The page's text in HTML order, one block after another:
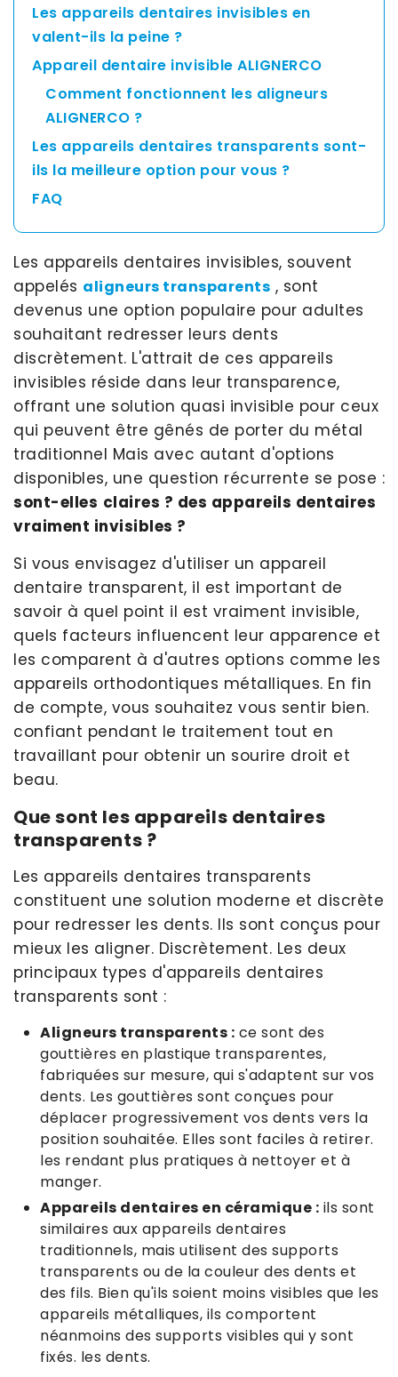
Malaysia
Les appareils dentaires invisibles en
valent-ils la peine ?
Appareil dentaire invisible ALIGNERCO
Comment fonctionnent les aligneurs
ALIGNERCO ?
Les appareils dentaires transparents sont-
ils la meilleure option pour vous ?
FAQ
Les appareils dentaires invisibles, souvent
appelés aligneurs transparents , sont
devenus une option populaire pour adultes
souhaitant redresser leurs dents
discrètement. L'attrait de ces appareils
invisibles réside dans leur transparence,
offrant une solution quasi invisible pour ceux
qui peuvent être gênés de porter du métal
traditionnel Mais avec autant d'options
disponibles, une question récurrente se pose :
sont-elles claires ? des appareils dentaires
vraiment invisibles ?
Si vous envisagez d'utiliser un appareil
dentaire transparent, il est important de
savoir à quel point il est vraiment invisible,
quels facteurs influencent leur apparence et
les comparent à d'autres options comme les
appareils orthodontiques métalliques. En fin
de compte, vous souhaitez vous sentir bien.
confiant pendant le traitement tout en
travaillant pour obtenir un sourire droit et
beau.
Que sont les appareils dentaires
transparents ?
Les appareils dentaires transparents
constituent une solution moderne et discrète
pour redresser les dents. Ils sont conçus pour
mieux les aligner. Discrètement. Les deux
principaux types d'appareils dentaires
transparents sont :
Aligneurs transparents : ce sont des
gouttières en plastique transparentes,
fabriquées sur mesure, qui s'adaptent sur vos
dents. Les gouttières sont conçues pour
déplacer progressivement vos dents vers la
position souhaitée. Elles sont faciles à retirer.
les rendant plus pratiques à nettoyer et à
manger.
Appareils dentaires en céramique : ils sont
similaires aux appareils dentaires
traditionnels, mais utilisent des supports
transparents ou de la couleur des dents et
des fils. Bien qu'ils soient moins visibles que les
appareils métalliques, ils comportent
néanmoins des supports visibles qui y sont
fixés. les dents.